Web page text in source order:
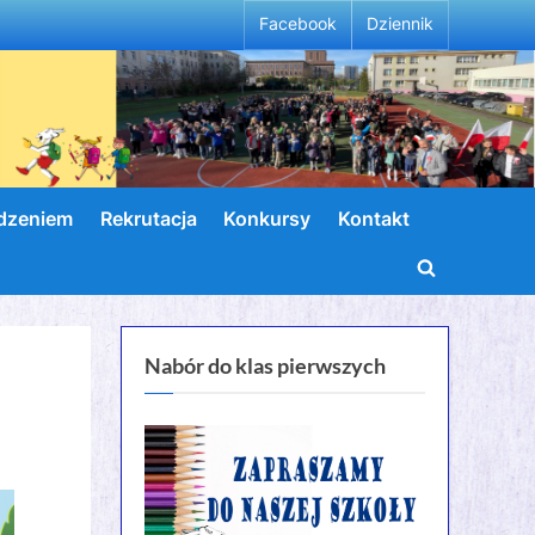
Facebook Dziennik
Rekrutacja Konkursy Kontakt
Toggle
search
Nabór do klas pierwszych